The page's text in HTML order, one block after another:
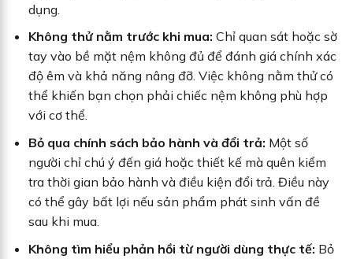
dụng.
Không thử nằm trước khi mua: Chỉ quan sát hoặc sờ
tay vào bề mặt nệm không đủ để đánh giá chính xác
độ êm và khả năng nâng đỡ. Việc không nằm thử có
thể khiến bạn chọn phải chiếc nệm không phù hợp
với cơ thể.
Bỏ qua chính sách bảo hành và đổi trả: Một số
người chỉ chú ý đến giá hoặc thiết kế mà quên kiểm
tra thời gian bảo hành và điều kiện đổi trả. Điều này
có thể gây bất lợi nếu sản phẩm phát sinh vấn đề
sau khi mua.
Không tìm hiểu phản hồi từ người dùng thực tế: Bỏ